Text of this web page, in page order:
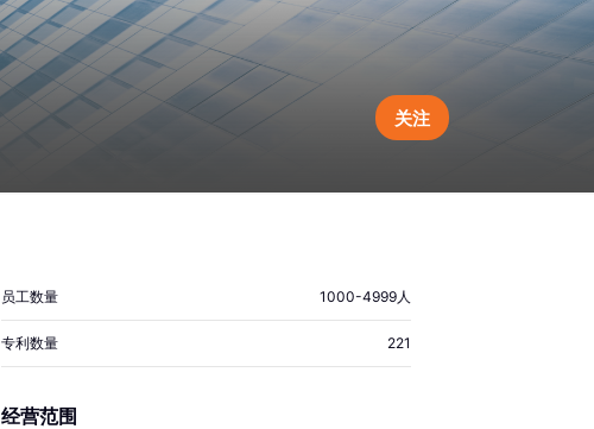
关注
员工数量 1000-4999人
专利数量 221
经营范围